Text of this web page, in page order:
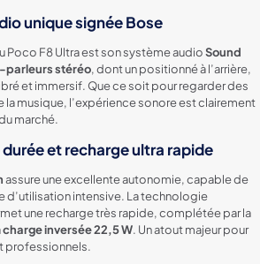
unique signée Bose
Poco F8 Ultra est son système audioSound
parleurs stéréo, dont un positionné à l’arrière,
et immersif. Que ce soit pour regarder des
la musique, l’expérience sonore est clairement
marché.
et recharge ultra rapide
assure une excellente autonomie, capable de
d’utilisation intensive. La technologie
une recharge très rapide, complétée par la
charge inversée 22,5 W. Un atout majeur pour
professionnels.